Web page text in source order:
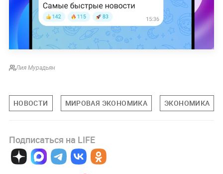
Лия Мурадьян
НОВОСТИ МИРОВАЯ ЭКОНОМИКА ЭКОНОМИКА
Подписаться на LIFE